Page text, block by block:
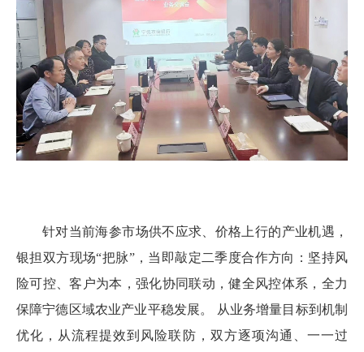
针对当前海参市场供不应求、价格上行的产业机遇，
银担双方现场“把脉”，当即敲定二季度合作方向：坚持风
险可控、客户为本，强化协同联动，健全风控体系，全力
保障宁德区域农业产业平稳发展。 从业务增量目标到机制
优化，从流程提效到风险联防，双方逐项沟通、一一过